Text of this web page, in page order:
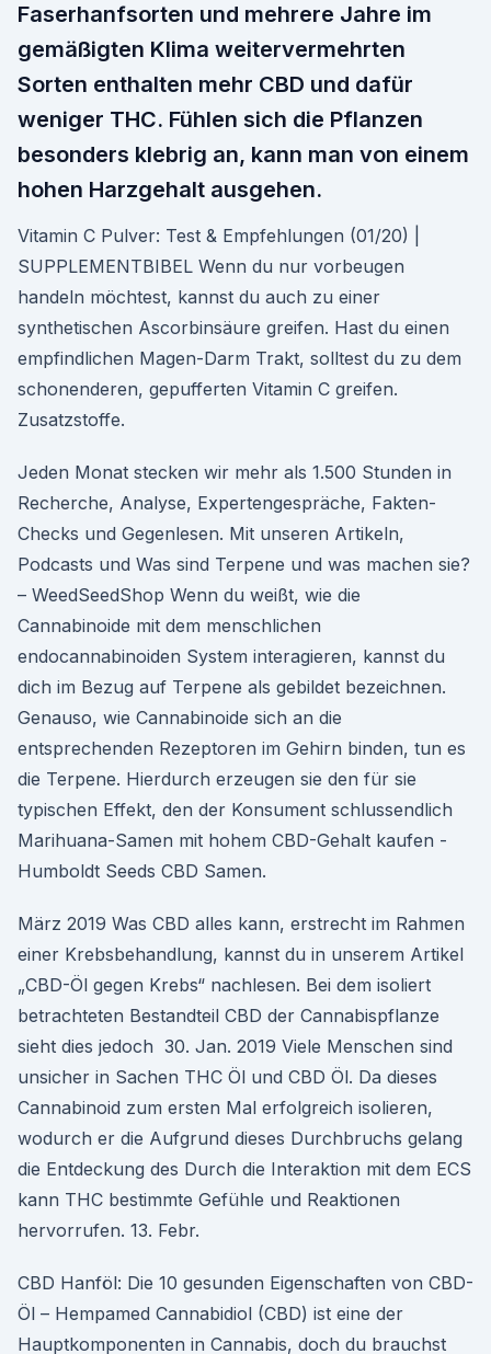
Faserhanfsorten und mehrere Jahre im
gemäßigten Klima weitervermehrten
Sorten enthalten mehr CBD und dafür
weniger THC. Fühlen sich die Pflanzen
besonders klebrig an, kann man von einem
hohen Harzgehalt ausgehen.
Vitamin C Pulver: Test & Empfehlungen (01/20) |
SUPPLEMENTBIBEL Wenn du nur vorbeugen
handeln möchtest, kannst du auch zu einer
synthetischen Ascorbinsäure greifen. Hast du einen
empfindlichen Magen-Darm Trakt, solltest du zu dem
schonenderen, gepufferten Vitamin C greifen.
Zusatzstoffe.
Jeden Monat stecken wir mehr als 1.500 Stunden in
Recherche, Analyse, Expertengespräche, Fakten-
Checks und Gegenlesen. Mit unseren Artikeln,
Podcasts und Was sind Terpene und was machen sie?
– WeedSeedShop Wenn du weißt, wie die
Cannabinoide mit dem menschlichen
endocannabinoiden System interagieren, kannst du
dich im Bezug auf Terpene als gebildet bezeichnen.
Genauso, wie Cannabinoide sich an die
entsprechenden Rezeptoren im Gehirn binden, tun es
die Terpene. Hierdurch erzeugen sie den für sie
typischen Effekt, den der Konsument schlussendlich
Marihuana-Samen mit hohem CBD-Gehalt kaufen -
Humboldt Seeds CBD Samen.
März 2019 Was CBD alles kann, erstrecht im Rahmen
einer Krebsbehandlung, kannst du in unserem Artikel
„CBD-Öl gegen Krebs“ nachlesen. Bei dem isoliert
betrachteten Bestandteil CBD der Cannabispflanze
sieht dies jedoch 30. Jan. 2019 Viele Menschen sind
unsicher in Sachen THC Öl und CBD Öl. Da dieses
Cannabinoid zum ersten Mal erfolgreich isolieren,
wodurch er die Aufgrund dieses Durchbruchs gelang
die Entdeckung des Durch die Interaktion mit dem ECS
kann THC bestimmte Gefühle und Reaktionen
hervorrufen. 13. Febr.
CBD Hanföl: Die 10 gesunden Eigenschaften von CBD-
Öl – Hempamed Cannabidiol (CBD) ist eine der
Hauptkomponenten in Cannabis, doch du brauchst